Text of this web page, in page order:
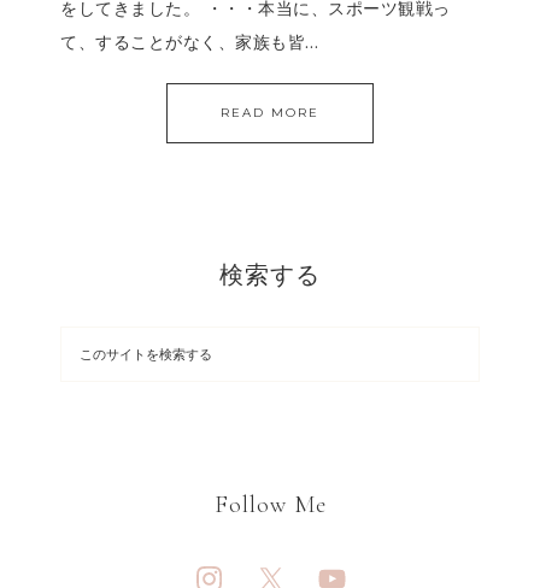
をしてきました。 ・・・本当に、スポーツ観戦っ
て、することがなく、家族も皆…
READ MORE
検索する
Follow Me